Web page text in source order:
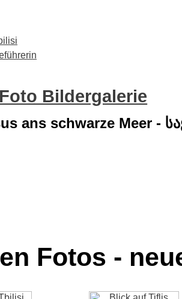
Bildergalerie
ans schwarze Meer -
Fotos -